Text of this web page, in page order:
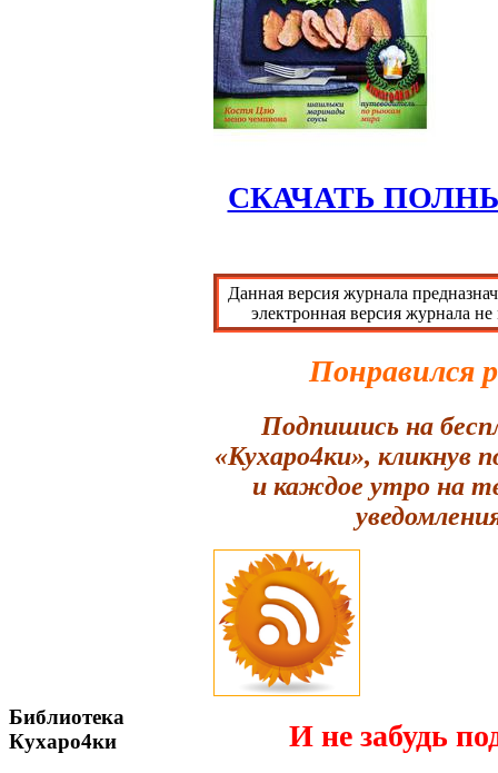
Библиотека
Кухаро4ки
СКАЧАТЬ
Данная версия журнала
электронная версия журнала
Понравился
Подпишись на
«Кухаро4ки», кликнув
и каждое утро на
И не забудь